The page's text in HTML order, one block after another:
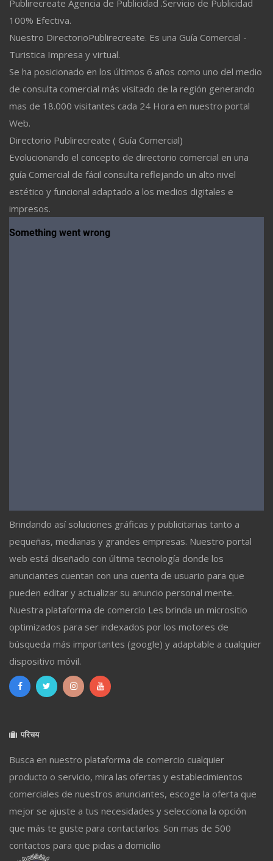
Publirecreate Agencia de Publicidad .Servicio de Publicidad
100% Efectiva.
Nuestro DirectorioPublirecreate. Es una Guía Comercial -
Turistica Impresa y virtual.
Se ha posicionado en los últimos 6 años como uno del medio
de consulta comercial más visitado de la región generando
mas de 18.000 visitantes cada 24 Hora en nuestro portal
Web.
Directorio Publirecreate ( Guía Comercial)
Evolucionando el concepto de directorio comercial en una
guía Comercial de fácil consulta reflejando un alto nivel
estético y funcional adaptado a los medios digitales e
impresos.
Brindando así soluciones gráficas y publicitarias tanto a
pequeñas, medianas y grandes empresas. Nuestro portal
web está diseñado con última tecnología donde los
anunciantes cuentan con una cuenta de usuario para que
pueden editar y actualizar su anuncio personal mente.
Nuestra plataforma de comercio Les brinda un micrositio
optimizados para ser indexados por los motores de
búsqueda más importantes (google) y adaptable a cualquier
dispositivo móvil.
परिचय
Busca en nuestro plataforma de comercio cualquier
producto o servicio, mira las ofertas y establecimientos
comerciales de nuestros anunciantes, escoge la oferta que
mejor se ajuste a tus necesidades y selecciona la opción
que más te guste para contactarlos. Son mas de 500
contactos para que pidas a domicilio